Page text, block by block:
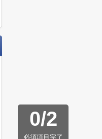
0/2
必須項目完了